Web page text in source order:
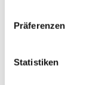
Präferenzen
Statistiken
Unsere Kfz
anderem